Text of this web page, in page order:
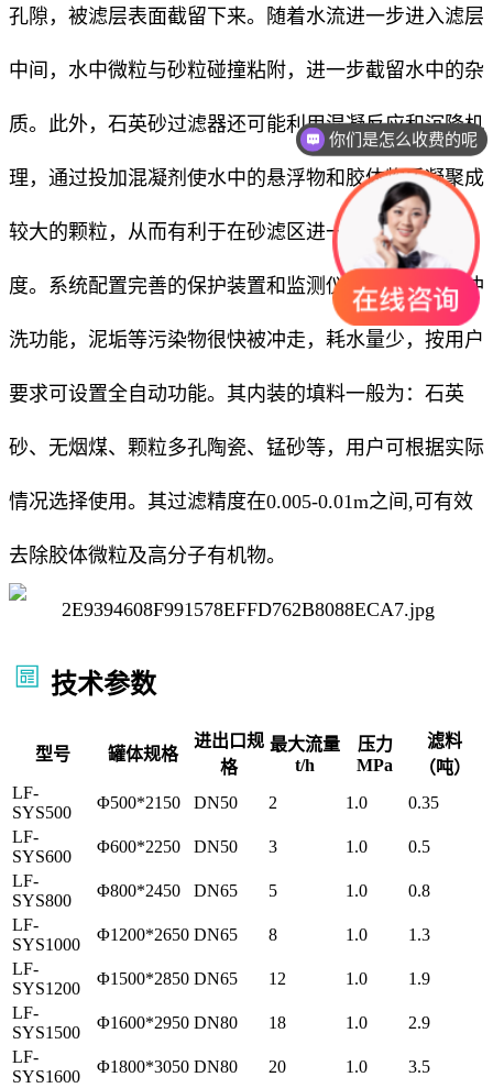
孔隙，被滤层表面截留下来。随着水流进一步进入滤层
中间，水中微粒与砂粒碰撞粘附，进一步截留水中的杂
质。此外，石英砂过滤器还可能利用混凝反应和沉降机
理，通过投加混凝剂使水中的悬浮物和胶体物质凝聚成
较大的颗粒，从而有利于在砂滤区进一步降低出水浊
度。系统配置完善的保护装置和监测仪表，且具有反冲
洗功能，泥垢等污染物很快被冲走，耗水量少，按用户
要求可设置全自动功能。其内装的填料一般为：石英
砂、无烟煤、颗粒多孔陶瓷、锰砂等，用户可根据实际
情况选择使用。其过滤精度在0.005-0.01m之间,可有效
去除胶体微粒及高分子有机物。
技术参数
型号 罐体规格
进出口规
格
最大流量
t/h
压力
MPa
滤料
（吨）
LF-
SYS500
Φ500*2150 DN50 2 1.0
0.35
LF-
SYS600
Φ600*2250 DN50 3 1.0
0.5
LF-
SYS800
Φ800*2450 DN65 5 1.0
0.8
LF-
SYS1000
Φ1200*2650 DN65 8 1.0
1.3
LF-
SYS1200
Φ1500*2850 DN65 12 1.0
1.9
LF-
SYS1500
Φ1600*2950 DN80 18 1.0
2.9
LF-
SYS1600
Φ1800*3050 DN80 20 1.0
3.5
你们是怎么收费的呢